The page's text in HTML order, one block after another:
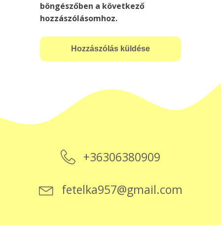
böngészőben a következő
hozzászólásomhoz.
+36306380909
fetelka957@gmail.com